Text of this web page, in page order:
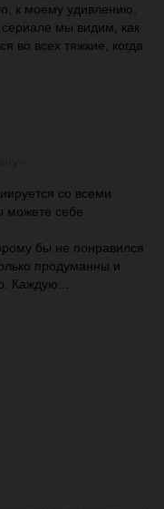
к моему удивлению,
сериале мы видим, как
во всех тяжкие, когда
со всеми
можете себе
бы не понравился
продуманны и
Каждую...